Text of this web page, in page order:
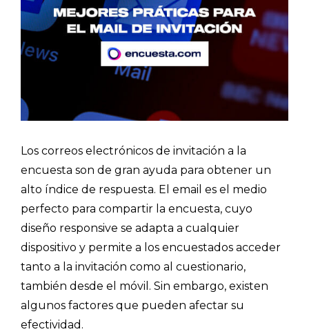
Los correos electrónicos de invitación a la
encuesta son de gran ayuda para obtener un
alto índice de respuesta. El email es el medio
perfecto para compartir la encuesta, cuyo
diseño responsive se adapta a cualquier
dispositivo y permite a los encuestados acceder
tanto a la invitación como al cuestionario,
también desde el móvil. Sin embargo, existen
algunos factores que pueden afectar su
efectividad.